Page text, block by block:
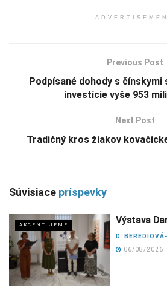
Previous Post
Podpísané dohody s
investície vyše 953
Next Post
Tradičný kros žiakov
Súvisiace príspevky
AKCENTUJEME Výstava
D.
06/08/2026